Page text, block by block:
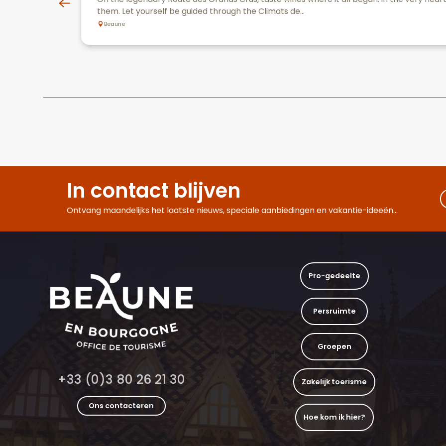
them. Let yourself be guided through the Climats de...
Beaune
In contact blijven
Ontvang maandelijks het laatste nieuws, speciale aanbiedingen en vakantie-ideeën...
+33 (0)3 80 26 21 30
Ons contacteren
Pro-gedeelte
Persruimte
Groepen
Zakelijk toerisme
Hoe kom ik hier?